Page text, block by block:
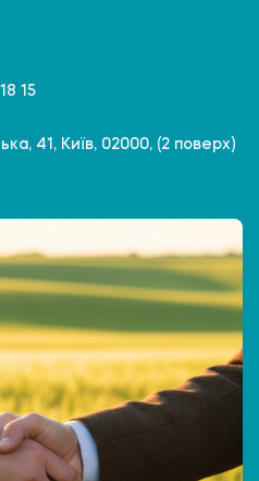
15
41, Київ, 02000, (2 поверх)